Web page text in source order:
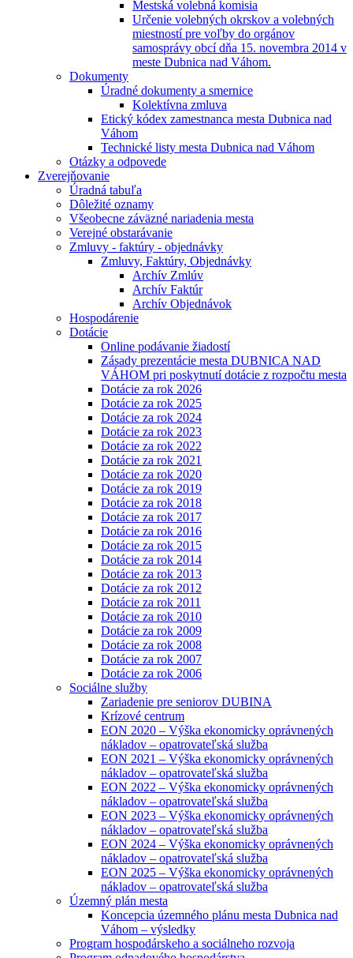
Mestská volebná komisia
Určenie volebných okrskov a volebných
miestností pre voľby do orgánov
samosprávy obcí dňa 15. novembra 2014 v
meste Dubnica nad Váhom.
Dokumenty
Úradné dokumenty a smernice
Kolektívna zmluva
Etický kódex zamestnanca mesta Dubnica nad
Váhom
Technické listy mesta Dubnica nad Váhom
Otázky a odpovede
Zverejňovanie
Úradná tabuľa
Dôležité oznamy
Všeobecne záväzné nariadenia mesta
Verejné obstarávanie
Zmluvy - faktúry - objednávky
Zmluvy, Faktúry, Objednávky
Archív Zmlúv
Archív Faktúr
Archív Objednávok
Hospodárenie
Dotácie
Online podávanie žiadostí
Zásady prezentácie mesta DUBNICA NAD
VÁHOM pri poskytnutí dotácie z rozpočtu mesta
Dotácie za rok 2026
Dotácie za rok 2025
Dotácie za rok 2024
Dotácie za rok 2023
Dotácie za rok 2022
Dotácie za rok 2021
Dotácie za rok 2020
Dotácie za rok 2019
Dotácie za rok 2018
Dotácie za rok 2017
Dotácie za rok 2016
Dotácie za rok 2015
Dotácie za rok 2014
Dotácie za rok 2013
Dotácie za rok 2012
Dotácie za rok 2011
Dotácie za rok 2010
Dotácie za rok 2009
Dotácie za rok 2008
Dotácie za rok 2007
Dotácie za rok 2006
Sociálne služby
Zariadenie pre seniorov DUBINA
Krízové centrum
EON 2020 – Výška ekonomicky oprávnených
nákladov – opatrovateľská služba
EON 2021 – Výška ekonomicky oprávnených
nákladov – opatrovateľská služba
EON 2022 – Výška ekonomicky oprávnených
nákladov – opatrovateľská služba
EON 2023 – Výška ekonomicky oprávnených
nákladov – opatrovateľská služba
EON 2024 – Výška ekonomicky oprávnených
nákladov – opatrovateľská služba
EON 2025 – Výška ekonomicky oprávnených
nákladov – opatrovateľská služba
Územný plán mesta
Koncepcia územného plánu mesta Dubnica nad
Váhom – výsledky
Program hospodárskeho a sociálneho rozvoja